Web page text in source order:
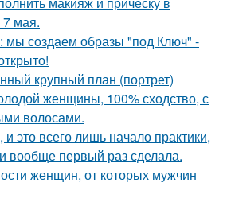
мая.
мы создаем образы "под Ключ" -
крупный план (портрет)
женщины, 100% сходство, с
волосами.
и это всего лишь начало практики,
вообще первый раз сделала.
женщин, от которых мужчин